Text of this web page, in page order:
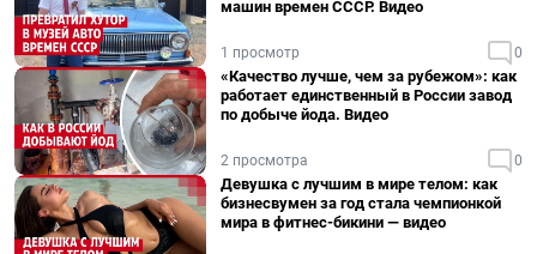
машин времен СССР. Видео
1 просмотр 0
«Качество лучше, чем за рубежом»: как
работает единственный в России завод
по добыче йода. Видео
2 просмотра 0
Девушка с лучшим в мире телом: как
бизнесвумен за год стала чемпионкой
мира в фитнес-бикини — видео